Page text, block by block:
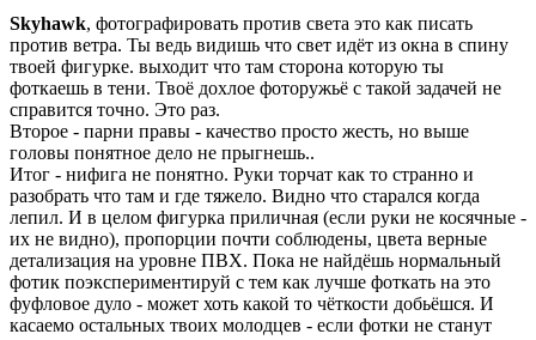
Skyhawk, фотографировать против света это как писать
против ветра. Ты ведь видишь что свет идёт из окна в спину
твоей фигурке. выходит что там сторона которую ты
фоткаешь в тени. Твоё дохлое фоторужьё с такой задачей не
справится точно. Это раз.
Второе - парни правы - качество просто жесть, но выше
головы понятное дело не прыгнешь..
Итог - нифига не понятно. Руки торчат как то странно и
разобрать что там и где тяжело. Видно что старался когда
лепил. И в целом фигурка приличная (если руки не косячные -
их не видно), пропорции почти соблюдены, цвета верные
детализация на уровне ПВХ. Пока не найдёшь нормальный
фотик поэкспериментируй с тем как лучше фоткать на это
фуфловое дуло - может хоть какой то чёткости добьёшся. И
касаемо остальных твоих молодцев - если фотки не станут